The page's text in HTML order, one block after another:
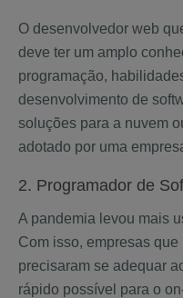
O desenvolvedor web
deve ter um amplo
programação,
desenvolvimento de
soluções para a nuvem
adotado por uma
2. Programador de
A pandemia levou mais
Com isso, empresas
precisaram se adequar
rápido possível para o